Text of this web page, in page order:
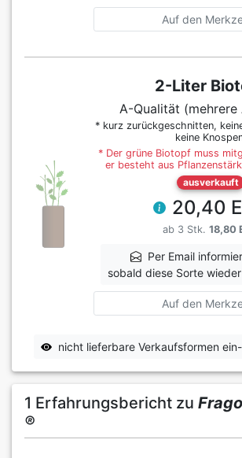
Auf den
2-Liter
A-Qualität (mehrere
* kurz zurückgeschnitten,
keine
* Der grüne Biotopf muss
er besteht aus
ausverkauft
20,40
ab 3 Stk. 18,80
Per Email
sobald diese Sorte
Auf den
nicht lieferbare Verkaufsformen
1 Erfahrungsbericht zu
®